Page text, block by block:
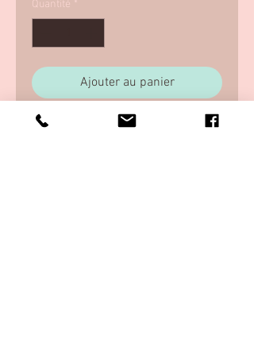
Quantité *
Ajouter au panier